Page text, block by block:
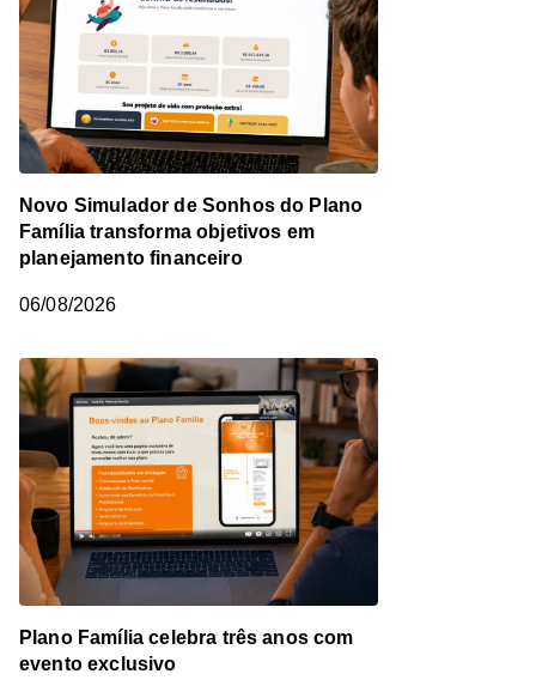
Novo Simulador de Sonhos do Plano
Família transforma objetivos em
planejamento financeiro
06/08/2026
Plano Família celebra três anos com
evento exclusivo